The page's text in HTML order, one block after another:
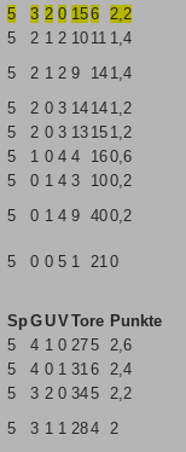
5 3 2 0 156
2,2
5 2 1 2 10 11 1,4
5 2 1 2 9 14 1,4
5 2 0 3 14 14 1,2
5 2 0 3 13 15 1,2
5 1 0 4 4 160,6
5 0 1 4 3 100,2
5 0 1 4 9 400,2
5 0 0 5 1 210
SpGUVTore Punkte
5 4 1 0 275
2,6
5 4 0 1 316
2,4
5 3 2 0 345
2,2
5 3 1 1 284
2